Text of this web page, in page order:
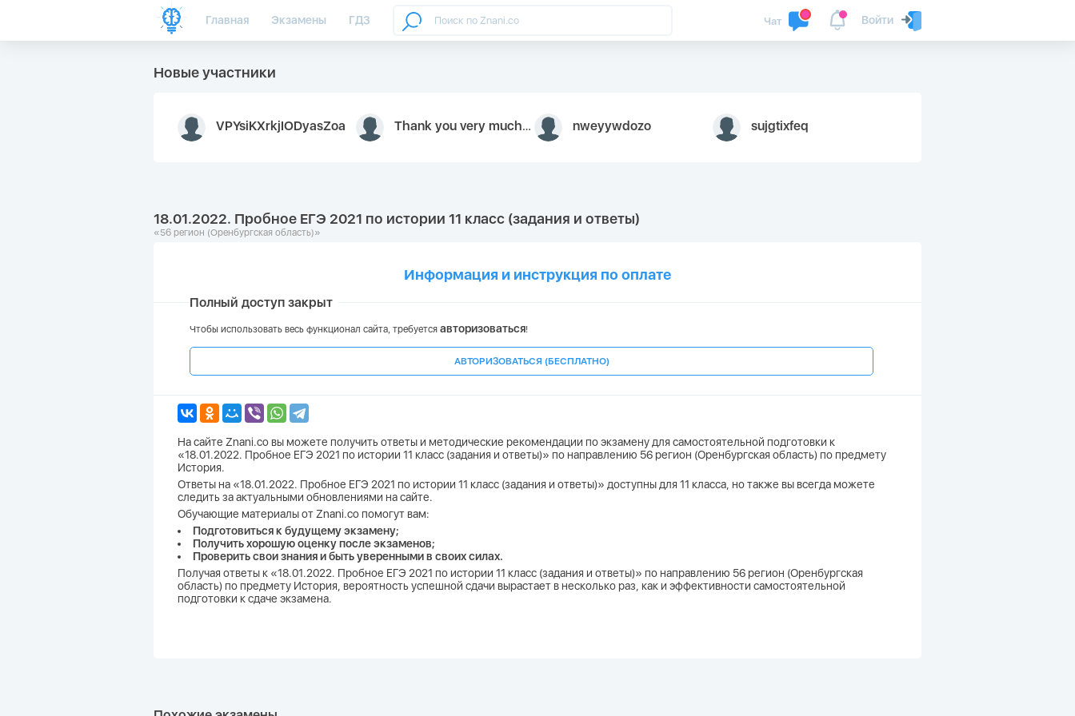
Главная Экзамены ГДЗ Войти
Чат
Новые участники
VPYsiKXrkjIODyasZoa Thank you very much for your inquiry We appreciate you 9126052 https://youtube.com faceapple ! nweyywdozo sujgtixfeq
18.01.2022. Пробное ЕГЭ 2021 по истории 11 класс (задания и ответы)
«56 регион (Оренбургская область)»
Информация и инструкция по оплате
Полный доступ закрыт
Чтобы использовать весь функционал сайта, требуется авторизоваться!
АВТОРИЗОВАТЬСЯ (БЕСПЛАТНО)
На сайте Znani.co вы можете получить ответы и методические рекомендации по экзамену для самостоятельной подготовки к
«18.01.2022. Пробное ЕГЭ 2021 по истории 11 класс (задания и ответы)» по направлению 56 регион (Оренбургская область) по предмету
История.
Ответы на «18.01.2022. Пробное ЕГЭ 2021 по истории 11 класс (задания и ответы)» доступны для 11 класса, но также вы всегда можете
следить за актуальными обновлениями на сайте.
Обучающие материалы от Znani.co помогут вам:
Подготовиться к будущему экзамену;
Получить хорошую оценку после экзаменов;
Проверить свои знания и быть уверенными в своих силах.
Получая ответы к «18.01.2022. Пробное ЕГЭ 2021 по истории 11 класс (задания и ответы)» по направлению 56 регион (Оренбургская
область) по предмету История, вероятность успешной сдачи вырастает в несколько раз, как и эффективности самостоятельной
подготовки к сдаче экзамена.